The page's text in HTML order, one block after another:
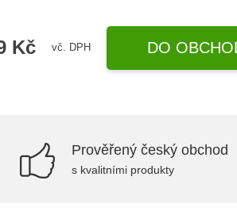
Kč vč. DPH DO
Prověřený český obchod
s kvalitními produkty